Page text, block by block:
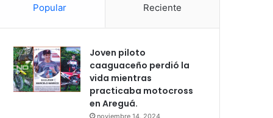
Popular Reciente
Joven piloto
caaguaceño perdió la
vida mientras
practicaba motocross
en Areguá.
noviembre 14, 2024